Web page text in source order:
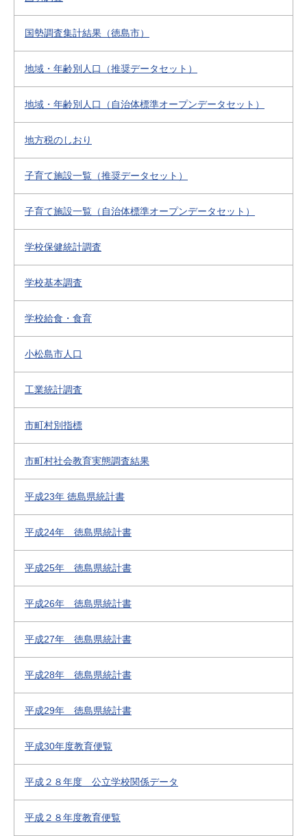
国勢調査集計結果（徳島市）
地域・年齢別人口（推奨データセット）
地域・年齢別人口（自治体標準オープンデータセット）
地方税のしおり
子育て施設一覧（推奨データセット）
子育て施設一覧（自治体標準オープンデータセット）
学校保健統計調査
学校基本調査
学校給食・食育
小松島市人口
工業統計調査
市町村別指標
市町村社会教育実態調査結果
平成23年 徳島県統計書
平成24年 徳島県統計書
平成25年 徳島県統計書
平成26年 徳島県統計書
平成27年 徳島県統計書
平成28年 徳島県統計書
平成29年 徳島県統計書
平成30年度教育便覧
平成２８年度 公立学校関係データ
平成２８年度教育便覧